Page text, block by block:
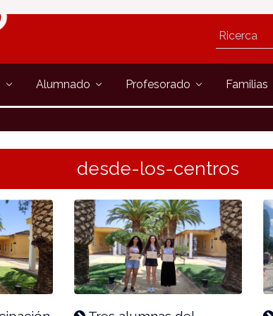
Alumnado Profesorado Familias
desde-los-centros